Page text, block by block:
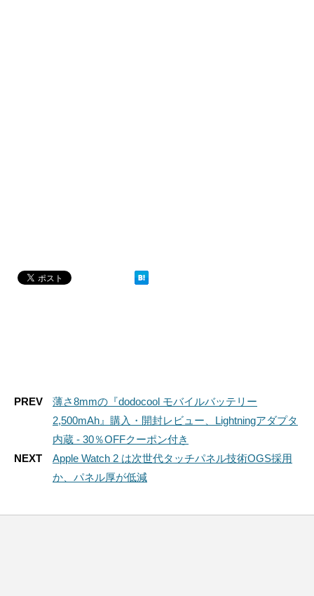
PREV
薄さ8mmの『dodocool モバイルバッテリー
2,500mAh』購入・開封レビュー、Lightningアダプタ
内蔵 - 30％OFFクーポン付き
NEXT
Apple Watch 2 は次世代タッチパネル技術OGS採用
か、パネル厚が低減